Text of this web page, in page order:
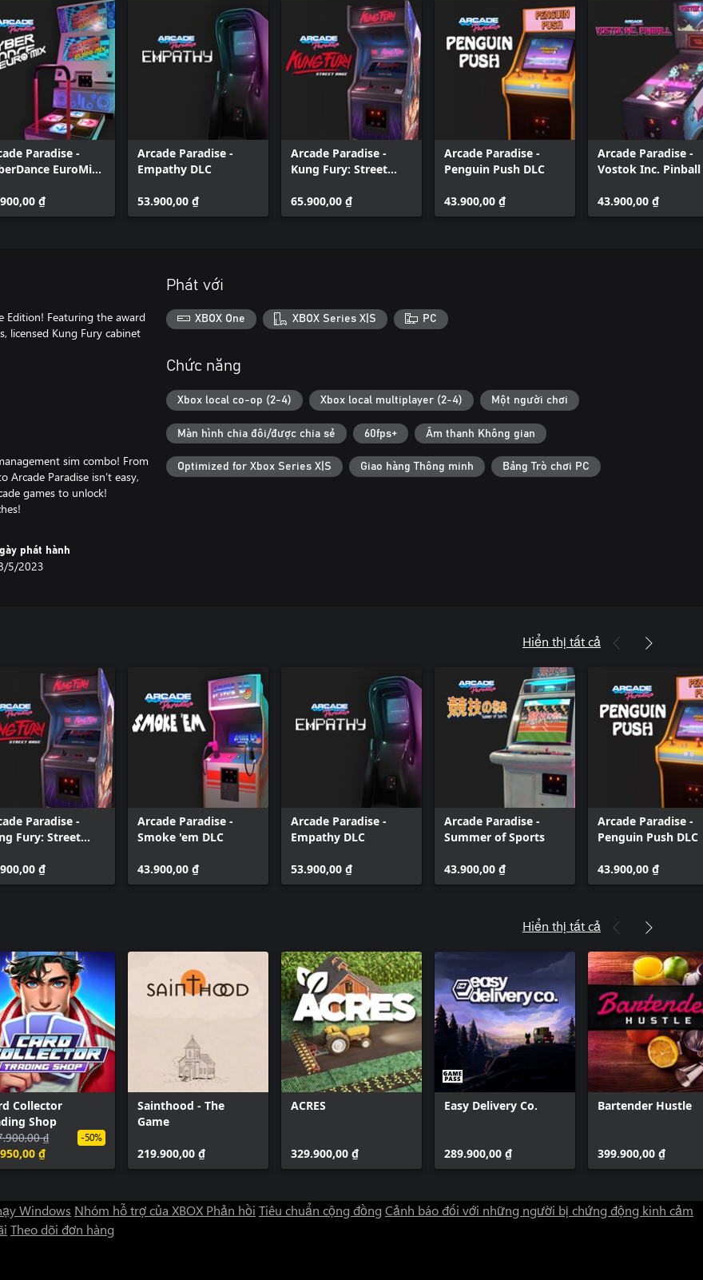
Paradise -
EuroMix
₫
Arcade Paradise -
Empathy DLC
53.900,00 ₫
Arcade Paradise -
Kung Fury: Street
65.900,00 ₫
Arcade Paradise -
Penguin Push DLC
43.900,00 ₫
Arcade Paradise -
Vostok Inc. Pinball
43.900,00 ₫
Edition! Featuring the award
licensed Kung Fury cabinet
sim combo! From
Paradise isn’t easy,
games to unlock!
phát hành
5/2023
Phát với
XBOX One XBOX Series X|S PC
Chức năng
Xbox local co-op (2-4) Xbox local multiplayer (2-4) Một người chơi
Màn hình chia đôi/được chia sẻ 60fps+ Âm thanh Không gian
Optimized for Xbox Series X|S Giao hàng Thông minh Bảng Trò chơi PC
Hiển thị tất cả
Paradise -
Fury: Street
₫
Arcade Paradise -
Smoke 'em DLC
43.900,00 ₫
Arcade Paradise -
Empathy DLC
53.900,00 ₫
Arcade Paradise -
Summer of Sports
43.900,00 ₫
Arcade Paradise -
Penguin Push DLC
43.900,00 ₫
Hiển thị tất cả
Collector
Shop
₫
₫
-50%
Sainthood - The
Game
219.900,00 ₫
ACRES
329.900,00 ₫
Easy Delivery Co.
289.900,00 ₫
Bartender Hustle
399.900,00 ₫
Windows Nhóm hỗ trợ của XBOX Phản hồi Tiêu chuẩn cộng đồng Cảnh báo đối với những người bị chứng động kinh cảm
Theo dõi đơn hàng